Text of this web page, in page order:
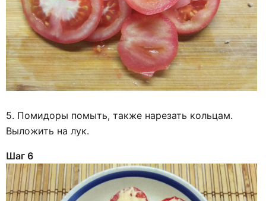
5. Помидоры помыть, также нарезать кольцам.
Выложить на лук.
Шаг 6